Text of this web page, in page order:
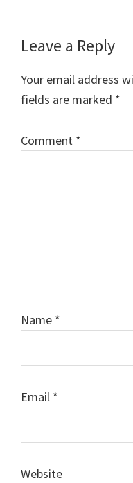
Reader
Interactions
Leave a Reply
Your email address
fields are marked *
Comment *
Name *
Email *
Website